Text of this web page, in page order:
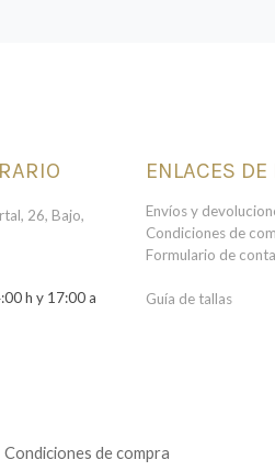
26, Bajo,
h y 17:00 a
ENLACES DE
Envíos y
Condiciones de
Formulario de
Guía de tallas
Condiciones de compra